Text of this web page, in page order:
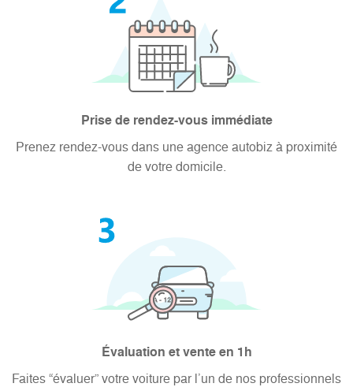
Prise de rendez-vous immédiate
Prenez rendez-vous dans une agence autobiz à proximité
de votre domicile.
Évaluation et vente en 1h
Faites “évaluer” votre voiture par l’un de nos professionnels